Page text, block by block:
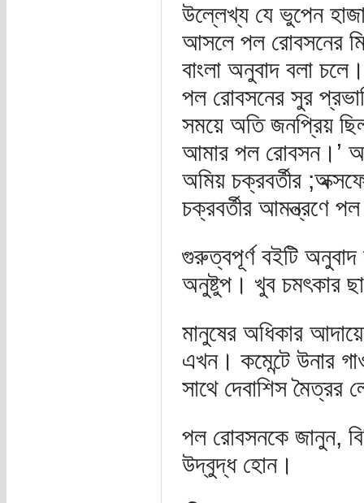
উল্লেখ্য যে ভুপেন
আসলে পল রোবসনের
বাংলা অনুবাদ বলা চলে।
পল রোবসনের সুর
সময়ে অতি জনপ্রিয়
আমার পল রোবসন।’
অমিয় চক্রবর্তীর
চক্রবর্তীর আমন্ত্রণে
গুরুত্বপূর্ণ বইটি অনুবাদ
অনুষ্টুপ। খুব চমৎকার
মানুষের অধিকার
এখন। কমেন্টে উনার
সাথে দেবাশিস
পল রোবসনকে জানুন,
উদ্বুদ্ধ হোন।